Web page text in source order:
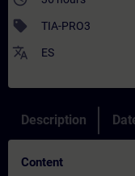
sell TIA-PRO3
translate ES
Description
Content